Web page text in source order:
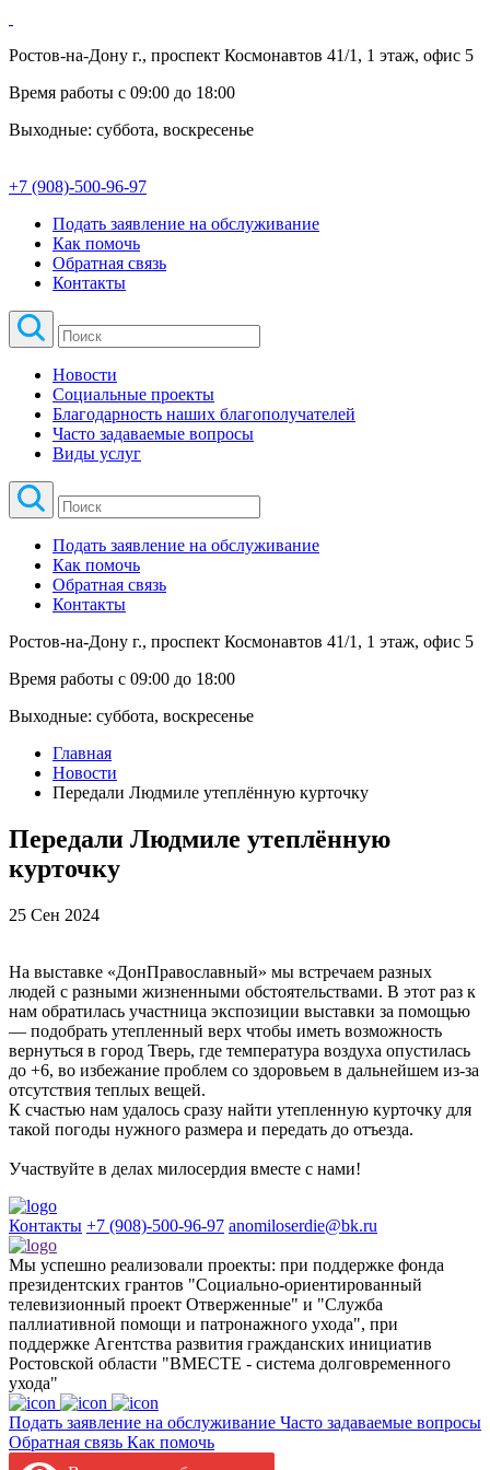
Ростов-на-Дону г., проспект Космонавтов 41/1, 1 этаж, офис 5
Время работы с 09:00 до 18:00
Выходные: суббота, воскресенье
+7 (908)-500-96-97
Подать заявление на обслуживание
Как помочь
Обратная связь
Контакты
Новости
Социальные проекты
Благодарность наших благополучателей
Часто задаваемые вопросы
Виды услуг
Подать заявление на обслуживание
Как помочь
Обратная связь
Контакты
Ростов-на-Дону г., проспект Космонавтов 41/1, 1 этаж, офис 5
Время работы с 09:00 до 18:00
Выходные: суббота, воскресенье
Главная
Новости
Передали Людмиле утеплённую курточку
Передали Людмиле утеплённую
курточку
25 Сен 2024
На выставке «ДонПравославный» мы встречаем разных
людей с разными жизненными обстоятельствами. В этот раз к
нам обратилась участница экспозиции выставки за помощью
— подобрать утепленный верх чтобы иметь возможность
вернуться в город Тверь, где температура воздуха опустилась
до +6, во избежание проблем со здоровьем в дальнейшем из-за
отсутствия теплых вещей.
К счастью нам удалось сразу найти утепленную курточку для
такой погоды нужного размера и передать до отъезда.
Участвуйте в делах милосердия вместе с нами!
Контакты +7 (908)-500-96-97 anomiloserdie@bk.ru
Мы успешно реализовали проекты: при поддержке фонда
президентских грантов "Социально-ориентированный
телевизионный проект Отверженные" и "Служба
паллиативной помощи и патронажного ухода", при
поддержке Агентства развития гражданских инициатив
Ростовской области "ВМЕСТЕ - система долговременного
ухода"
Подать заявление на обслуживание Часто задаваемые вопросы
Обратная связь Как помочь